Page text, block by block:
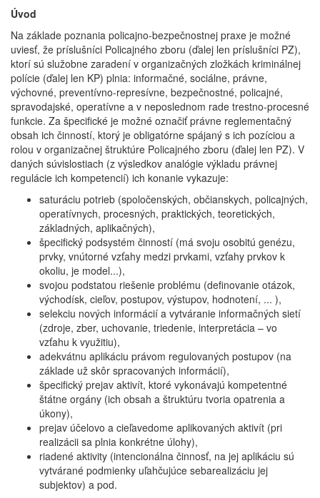
Úvod
Na základe poznania policajno-bezpečnostnej praxe je možné
uviesť, že príslušníci Policajného zboru (ďalej len príslušníci PZ),
ktorí sú služobne zaradení v organizačných zložkách kriminálnej
polície (ďalej len KP) plnia: informačné, sociálne, právne,
výchovné, preventívno-represívne, bezpečnostné, policajné,
spravodajské, operatívne a v neposlednom rade trestno-procesné
funkcie. Za špecifické je možné označiť právne reglementačný
obsah ich činností, ktorý je obligatórne spájaný s ich pozíciou a
rolou v organizačnej štruktúre Policajného zboru (ďalej len PZ). V
daných súvislostiach (z výsledkov analógie výkladu právnej
regulácie ich kompetencií) ich konanie vykazuje:
saturáciu potrieb (spoločenských, občianskych, policajných,
operatívnych, procesných, praktických, teoretických,
základných, aplikačných),
špecifický podsystém činností (má svoju osobitú genézu,
prvky, vnútorné vzťahy medzi prvkami, vzťahy prvkov k
okoliu, je model...),
svojou podstatou riešenie problému (definovanie otázok,
východísk, cieľov, postupov, výstupov, hodnotení, ... ),
selekciu nových informácií a vytváranie informačných sietí
(zdroje, zber, uchovanie, triedenie, interpretácia – vo
vzťahu k využitiu),
adekvátnu aplikáciu právom regulovaných postupov (na
základe už skôr spracovaných informácií),
špecifický prejav aktivít, ktoré vykonávajú kompetentné
štátne orgány (ich obsah a štruktúru tvoria opatrenia a
úkony),
prejav účelovo a cieľavedome aplikovaných aktivít (pri
realizácii sa plnia konkrétne úlohy),
riadené aktivity (intencionálna činnosť, na jej aplikáciu sú
vytvárané podmienky uľahčujúce sebarealizáciu jej
subjektov) a pod.